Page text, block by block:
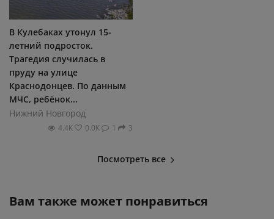
В Кулебаках утонул 15-
летний подросток.
Трагедия случилась в
пруду на улице
Краснодонцев. По данным
МЧС, ребёнок...
Нижний Новгород
4.4К 0.0К 1 3
Посмотреть все
Вам также может понравиться